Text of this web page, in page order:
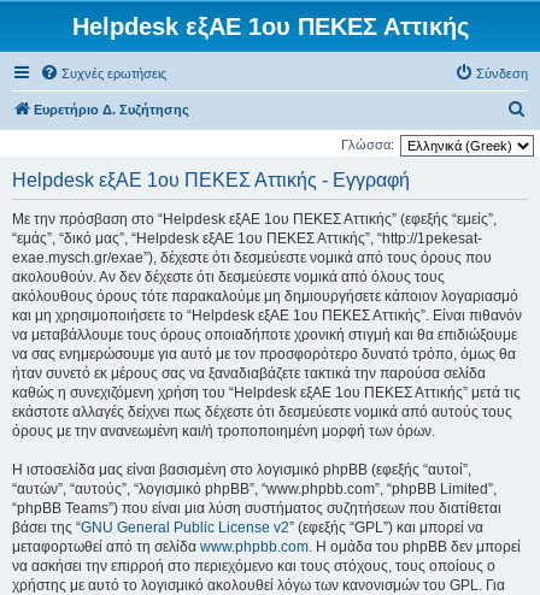
Helpdesk εξΑΕ 1ου ΠΕΚΕΣ Αττικής
Συχνές ερωτήσεις Σύνδεση
Ευρετήριο Δ. Συζήτησης
ν
Γλώσσα:
Helpdesk εξΑΕ 1ου ΠΕΚΕΣ Αττικής - Εγγραφή
Με την πρόσβαση στο “Helpdesk εξΑΕ 1ου ΠΕΚΕΣ Αττικής” (εφεξής “εμείς”,
“εμάς”, “δικό μας”, “Helpdesk εξΑΕ 1ου ΠΕΚΕΣ Αττικής”, “http://1pekesat-
exae.mysch.gr/exae”), δέχεστε ότι δεσμεύεστε νομικά από τους όρους που
ακολουθούν. Αν δεν δέχεστε ότι δεσμεύεστε νομικά από όλους τους
ακόλουθους όρους τότε παρακαλούμε μη δημιουργήσετε κάποιον λογαριασμό
και μη χρησιμοποιήσετε το “Helpdesk εξΑΕ 1ου ΠΕΚΕΣ Αττικής”. Είναι πιθανόν
να μεταβάλλουμε τους όρους οποιαδήποτε χρονική στιγμή και θα επιδιώξουμε
να σας ενημερώσουμε για αυτό με τον προσφορότερο δυνατό τρόπο, όμως θα
ήταν συνετό εκ μέρους σας να ξαναδιαβάζετε τακτικά την παρούσα σελίδα
καθώς η συνεχιζόμενη χρήση του “Helpdesk εξΑΕ 1ου ΠΕΚΕΣ Αττικής” μετά τις
εκάστοτε αλλαγές δείχνει πως δέχεστε ότι δεσμεύεστε νομικά από αυτούς τους
όρους με την ανανεωμένη και/ή τροποποιημένη μορφή των όρων.
Η ιστοσελίδα μας είναι βασισμένη στο λογισμικό phpBB (εφεξής “αυτοί”,
“αυτών”, “αυτούς”, “λογισμικό phpBB”, “www.phpbb.com”, “phpBB Limited”,
“phpBB Teams”) που είναι μια λύση συστήματος συζητήσεων που διατίθεται
βάσει της “GNU General Public License v2” (εφεξής “GPL”) και μπορεί να
μεταφορτωθεί από τη σελίδα www.phpbb.com. Η ομάδα του phpBB δεν μπορεί
να ασκήσει την επιρροή στο περιεχόμενο και τους στόχους, τους οποίους ο
χρήστης με αυτό το λογισμικό ακολουθεί λόγω των κανονισμών του GPL. Για